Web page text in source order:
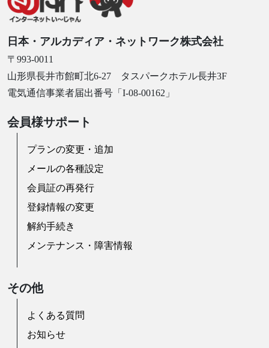
日本・アルカディア・ネットワーク株式会社
〒993-0011
山形県長井市館町北6-27 タスパークホテル長井3F
電気通信事業者届出番号「I-08-00162」
会員様サポート
プランの変更・追加
メールの各種設定
会員証の再発行
登録情報の変更
解約手続き
メンテナンス・障害情報
その他
よくある質問
お知らせ